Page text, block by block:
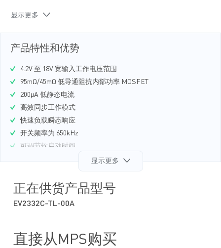
全方位保护功能包括短路保护（SCP）、过流保护（OCP）、
节省空间的 SOT583 (1.6mmх2.1mm) 封装。
显示更多
产品特性和优势
4.2V 至 18V 宽输入工作电压范围
95mΩ/45mΩ 低导通阻抗内部功率 MOSFET
200µA 低静态电流
高效同步工作模式
快速负载瞬态响应
开关频率为 650kHz
可调节软启动时间
过流保护（OCP）打嗝保护功能
显示更多
正在供货产品型号
EV2332C-TL-00A
直接从MPS购买